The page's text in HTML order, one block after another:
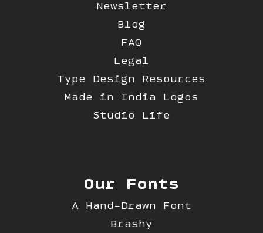
Newsletter
Blog
FAQ
Legal
Type Design Resources
Made in India Logos
Studio Life
Our Fonts
A Hand-Drawn Font
Brashy